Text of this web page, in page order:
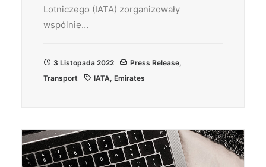
Lotniczego (IATA) zorganizowały
wspólnie…
3 Listopada 2022 Press Release,
Transport
IATA, Emirates